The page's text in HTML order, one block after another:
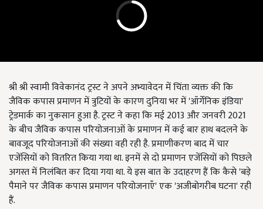
श्री श्री स्वामी विवेकानंद ट्रस्ट ने अपने अभ्यावेदन में चिंता व्यक्त की कि
जैविक कपास प्रमाणन में त्रुटियों के कारण दुनिया भर में 'ऑर्गेनिक इंडिया'
ट्रेडमार्क का नुकसान हुआ है. ट्रस्ट ने कहा कि मई 2013 और जनवरी 2021
के बीच जैविक कपास परियोजनाओं के प्रमाणन में कई बार हाथ बदलने के
बावजूद परियोजनाओं की संख्या वही रही है. प्रमाणीकरण बाद में चार
एजेंसियों को वितरित किया गया था. इनमें से दो प्रमाणन एजेंसियों को पिछले
अगस्त में निलंबित कर दिया गया था. ये इस बात के उदाहरण हैं कि कैसे 'बड़े
पैमाने पर जैविक कपास प्रमाणन परियोजनाएँ' एक 'अजीबोगरीब घटना' रही
हैं.